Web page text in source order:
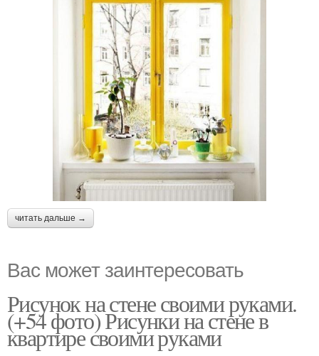
читать дальше →
Вас может заинтересовать
Рисунок на стене своими руками.
(+54 фото) Рисунки на стене в
квартире своими руками